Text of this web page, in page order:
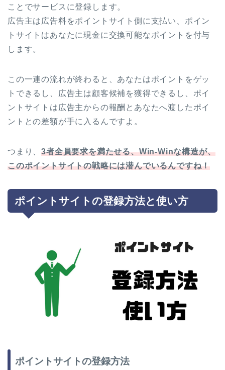
ことでサービスに登録します。
広告主は広告料をポイントサイト側に支払い、ポイン
トサイトはあなたに現金に交換可能なポイントを付与
します。
この一連の流れが終わると、あなたはポイントをゲッ
トできるし、広告主は顧客候補を獲得できるし、ポイ
ントサイトは広告主からの報酬とあなたへ渡したポイ
ントとの差額が手に入るんですよ。
つまり、3者全員要求を満たせる、Win-Winな構造が、
このポイントサイトの戦略には潜んでいるんですね！
ポイントサイトの登録方法と使い方
ポイントサイトの登録方法